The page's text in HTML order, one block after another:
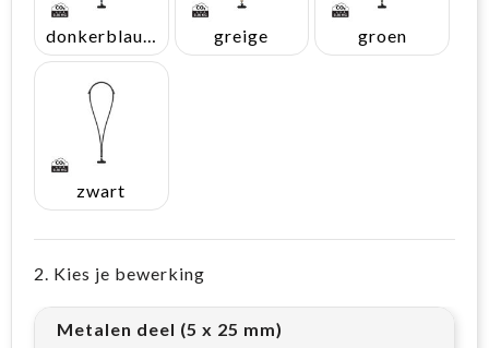
greige groen
zwart
2. Kies je bewerking
Metalen deel (5 x 25 mm)